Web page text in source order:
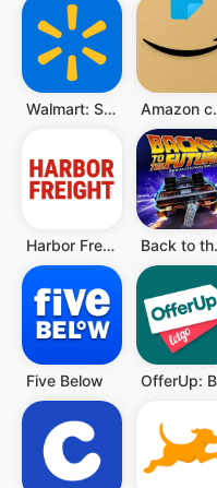
Walmart: Shopping & Savings
Harbor Freight Tools
Five Below